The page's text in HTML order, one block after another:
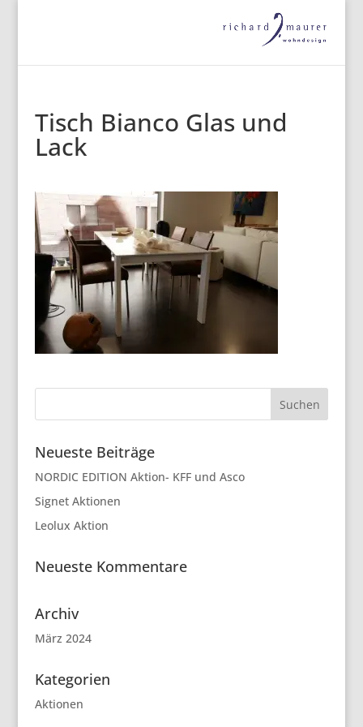
Tisch Bianco Glas und
Lack
Neueste Beiträge
NORDIC EDITION Aktion- KFF und Asco
Signet Aktionen
Leolux Aktion
Neueste Kommentare
Archiv
März 2024
Kategorien
Aktionen